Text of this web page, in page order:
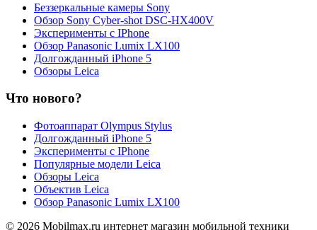
Беззеркальные камеры Sony
Обзор Sony Cyber-shot DSC-HX400V
Эксперименты с IPhone
Обзор Panasonic Lumix LX100
Долгожданный iPhone 5
Обзоры Leica
Что нового?
Фотоаппарат Olympus Stylus
Долгожданный iPhone 5
Эксперименты с IPhone
Популярные модели Leica
Обзоры Leica
Объектив Leica
Обзор Panasonic Lumix LX100
© 2026 Mobilmax.ru интернет магазин мобильной техники